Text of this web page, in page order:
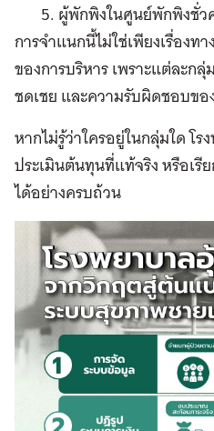
ผู้พักพิงในศูนย์พักพิงชั่ว
การจำแนกนี้ไม่ใช่เพียงเรื่อง
ของการบริหาร เพราะแต่ละก
ชดเชย และความรับผิดชอบข
หากไม่รู้ว่าใครอยู่ในกลุ่มใด โ
ประเมินต้นทุนที่แท้จริง หรือเรี
ได้อย่างครบถ้วน